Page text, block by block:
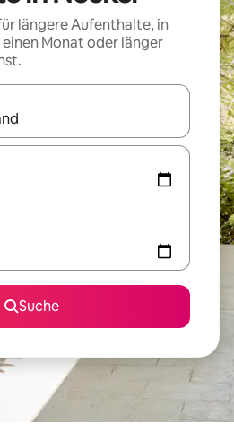
längere Aufenthalte, in
Monat oder länger
sind, navigiere mit den
Suche